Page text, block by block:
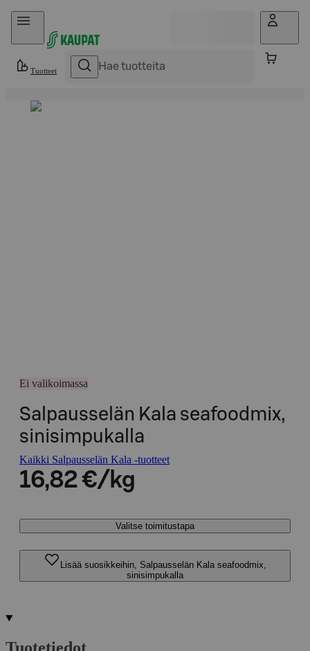
Hyppää sisältöön
Tuotteet
Ei valikoimassa
Salpausselän Kala seafoodmix,
sinisimpukalla
Kaikki Salpausselän Kala -tuotteet
16,82 €/kg
Valitse toimitustapa
Lisää suosikkeihin, Salpausselän Kala seafoodmix,
sinisimpukalla